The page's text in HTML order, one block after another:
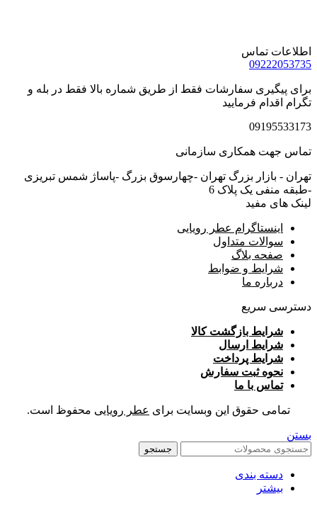
اطلاعات تماس
09222053735
برای پیگیری سفارشات فقط از طریق شماره بالا فقط در بله و
تگرام اقدام فرمایید
09195533173
تماس جهت همکاری سازمانی
تهران - بازار بزرگ تهران -چهارسوق بزرگ -پاساژ شمس تبریزی
-طبقه منفی یک پلاک 6
لینک های مفید
اینستاگرام عطر رویایی
سوالات متداول
صفحه بلاگ
شرایط و ضوابط
درباره ما
دسترسی سریع
شرایط بازگشت کالا
شرایط ارسال
شرایط پرداخت
نحوه ثبت سفارش
تماس با ما
تمامی حقوق این وبسایت برای عطر رویایی محفوظ است.
بستن
جستجو
دسته بندی
بیشتر